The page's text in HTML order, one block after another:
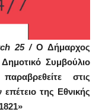
25 / Ο Δήμαρχος
Συμβούλιο
στις
της Εθνικής